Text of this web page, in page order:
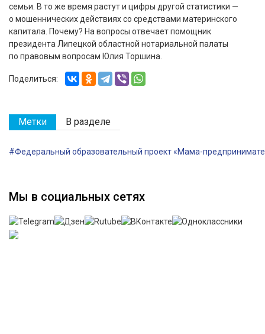
семьи. В то же время растут и цифры другой статистики —
о мошеннических действиях со средствами материнского
капитала. Почему? На вопросы отвечает помощник
президента Липецкой областной нотариальной палаты
по правовым вопросам Юлия Торшина.
Поделиться:
Метки В разделе
#Федеральный образовательный проект «Мама-
Мы в социальных сетях